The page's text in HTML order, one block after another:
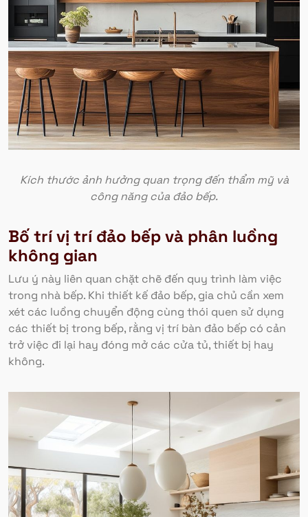
Kích thước ảnh hưởng quan trọng đến thẩm mỹ và
công năng của đảo bếp.
Bố trí vị trí đảo bếp và phân luồng
không gian
Lưu ý này liên quan chặt chẽ đến quy trình làm việc
trong nhà bếp. Khi thiết kế đảo bếp, gia chủ cần xem
xét các luồng chuyển động cùng thói quen sử dụng
các thiết bị trong bếp, rằng vị trí bàn đảo bếp có cản
trở việc đi lại hay đóng mở các cửa tủ, thiết bị hay
không.